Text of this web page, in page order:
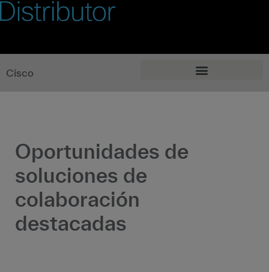
Cisco
Oportunidades de
soluciones de
colaboración
destacadas